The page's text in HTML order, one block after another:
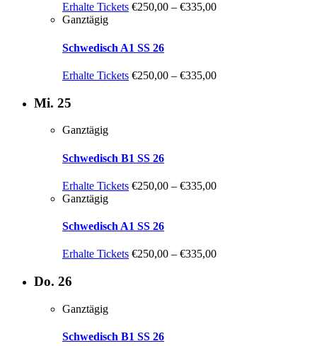
Erhalte Tickets €250,00 – €335,00
Ganztägig
Schwedisch A1 SS 26
Erhalte Tickets €250,00 – €335,00
Mi. 25
Ganztägig
Schwedisch B1 SS 26
Erhalte Tickets €250,00 – €335,00
Ganztägig
Schwedisch A1 SS 26
Erhalte Tickets €250,00 – €335,00
Do. 26
Ganztägig
Schwedisch B1 SS 26